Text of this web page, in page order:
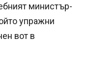
министър-
упражни
вот в